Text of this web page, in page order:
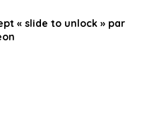
« slide to unlock » par